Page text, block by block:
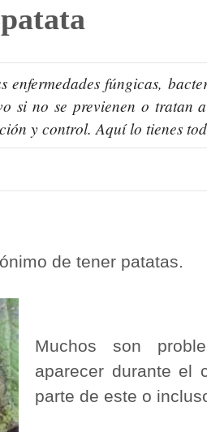
enfermedades fúngicas,
si no se previenen o tratan
y control. Aquí lo tienes
de tener patatas.
Muchos son
aparecer durante el
parte de este o